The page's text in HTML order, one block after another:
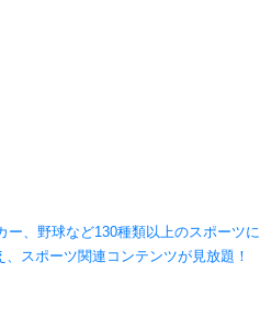
ー、野球など130種類以上のスポーツに
、スポーツ関連コンテンツが見放題！